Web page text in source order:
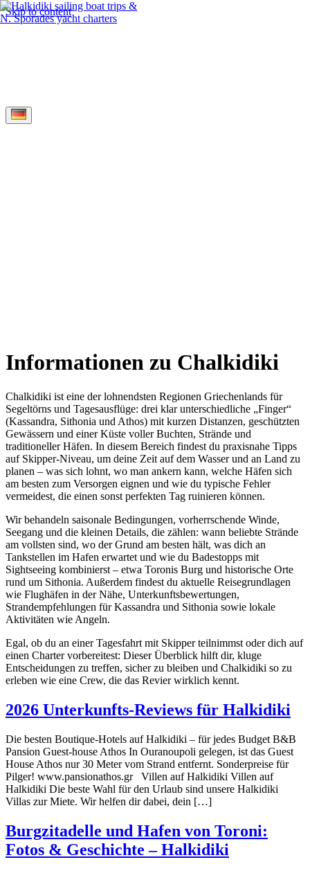
Skip to content
Informationen zu Chalkidiki
Chalkidiki ist eine der lohnendsten Regionen Griechenlands für
Segeltörns und Tagesausflüge: drei klar unterschiedliche „Finger“
(Kassandra, Sithonia und Athos) mit kurzen Distanzen, geschützten
Gewässern und einer Küste voller Buchten, Strände und
traditioneller Häfen. In diesem Bereich findest du praxisnahe Tipps
auf Skipper‑Niveau, um deine Zeit auf dem Wasser und an Land zu
planen – was sich lohnt, wo man ankern kann, welche Häfen sich
am besten zum Versorgen eignen und wie du typische Fehler
vermeidest, die einen sonst perfekten Tag ruinieren können.
Wir behandeln saisonale Bedingungen, vorherrschende Winde,
Seegang und die kleinen Details, die zählen: wann beliebte Strände
am vollsten sind, wo der Grund am besten hält, was dich an
Tankstellen im Hafen erwartet und wie du Badestopps mit
Sightseeing kombinierst – etwa Toronis Burg und historische Orte
rund um Sithonia. Außerdem findest du aktuelle Reisegrundlagen
wie Flughäfen in der Nähe, Unterkunftsbewertungen,
Strandempfehlungen für Kassandra und Sithonia sowie lokale
Aktivitäten wie Angeln.
Egal, ob du an einer Tagesfahrt mit Skipper teilnimmst oder dich auf
einen Charter vorbereitest: Dieser Überblick hilft dir, kluge
Entscheidungen zu treffen, sicher zu bleiben und Chalkidiki so zu
erleben wie eine Crew, die das Revier wirklich kennt.
2026 Unterkunfts-Reviews für Halkidiki
Die besten Boutique-Hotels auf Halkidiki – für jedes Budget B&B
Pansion Guest-house Athos In Ouranoupoli gelegen, ist das Guest
House Athos nur 30 Meter vom Strand entfernt. Sonderpreise für
Pilger! www.pansionathos.gr Villen auf Halkidiki Villen auf
Halkidiki Die beste Wahl für den Urlaub sind unsere Halkidiki
Villas zur Miete. Wir helfen dir dabei, dein […]
Burgzitadelle und Hafen von Toroni:
Fotos & Geschichte – Halkidiki